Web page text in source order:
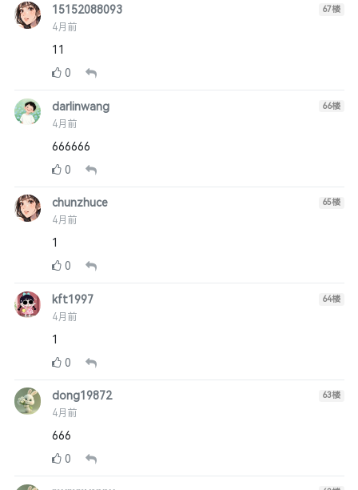
15152088093
4月前
67楼
11
0
darlinwang
4月前
66楼
666666
0
chunzhuce
4月前
65楼
1
0
kft1997
4月前
64楼
1
0
dong19872
4月前
63楼
666
0